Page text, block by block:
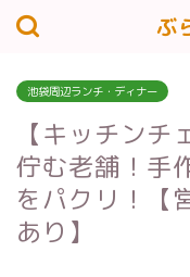
ぶ
池袋周辺ランチ・ディナー
【キッチン
佇む老舗！手
をパクリ！【
あり】